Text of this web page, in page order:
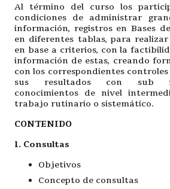
Al término del curso los
condiciones de administrar
información, registros en Bases
en diferentes tablas, para
en base a criterios, con la
información de estas, creando
con los correspondientes
sus resultados con sub
conocimientos de nivel
trabajo rutinario o sistemático.
CONTENIDO
1. Consultas
Objetivos
Concepto de consultas